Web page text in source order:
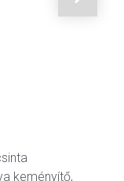
keményítő,